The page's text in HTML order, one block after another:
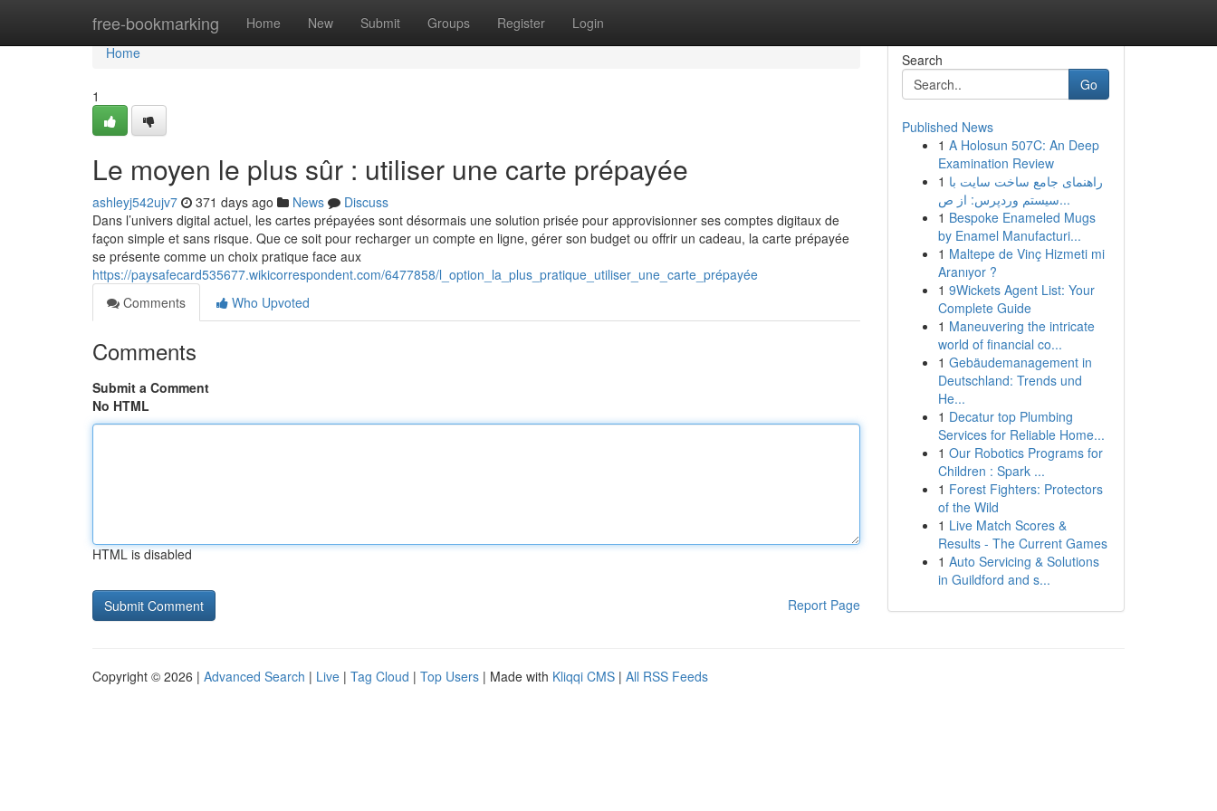
free-bookmarking Home New Submit Groups Register Login
Home
Home
1
Le moyen le plus sûr : utiliser une carte prépayée
ashleyj542ujv7 371 days ago News
Discuss
Dans l’univers digital actuel, les cartes prépayées sont désormais une solution prisée pour approvisionner ses comptes digitaux de
façon simple et sans risque. Que ce soit pour recharger un compte en ligne, gérer son budget ou offrir un cadeau, la carte prépayée
se présente comme un choix pratique face aux
https://paysafecard535677.wikicorrespondent.com/6477858/l_option_la_plus_pratique_utiliser_une_carte_prépayée
Comments
Who Upvoted
Comments
Submit a Comment
No HTML
HTML is disabled
Report Page
Search
Go
Published News
1 A Holosun 507C: An Deep
Examination Review
1 راهنمای جامع ساخت سایت با
سیستم وردپرس: از ص...
1 Bespoke Enameled Mugs
by Enamel Manufacturi...
1 Maltepe de Vinç Hizmeti mi
Aranıyor ?
1 9Wickets Agent List: Your
Complete Guide
1 Maneuvering the intricate
world of financial co...
1 Gebäudemanagement in
Deutschland: Trends und
He...
1 Decatur top Plumbing
Services for Reliable Home...
1 Our Robotics Programs for
Children : Spark ...
1 Forest Fighters: Protectors
of the Wild
1 Live Match Scores &
Results - The Current Games
1 Auto Servicing & Solutions
in Guildford and s...
Copyright © 2026 | Advanced Search | Live | Tag Cloud | Top Users | Made with Kliqqi CMS | All RSS Feeds